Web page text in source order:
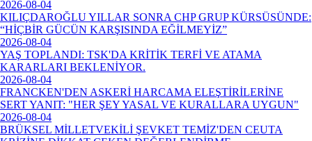
2026-08-04
KILIÇDAROĞLU YILLAR SONRA CHP GRUP KÜRSÜSÜNDE:
“HİÇBİR GÜCÜN KARŞISINDA EĞİLMEYİZ”
2026-08-04
YAŞ TOPLANDI: TSK'DA KRİTİK TERFİ VE ATAMA
KARARLARI BEKLENİYOR.
2026-08-04
FRANCKEN'DEN ASKERİ HARCAMA ELEŞTİRİLERİNE
SERT YANIT: "HER ŞEY YASAL VE KURALLARA UYGUN"
2026-08-04
BRÜKSEL MİLLETVEKİLİ ŞEVKET TEMİZ'DEN CEUTA